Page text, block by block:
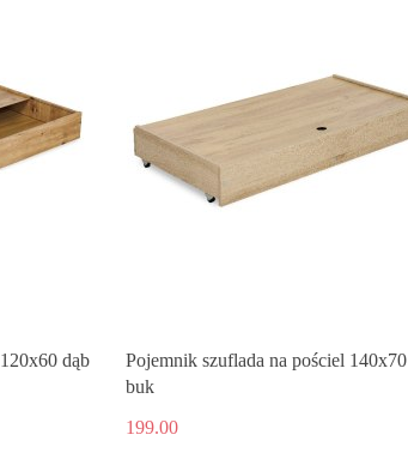
dąb
Pojemnik szuflada na pościel 140x70
buk
199.00